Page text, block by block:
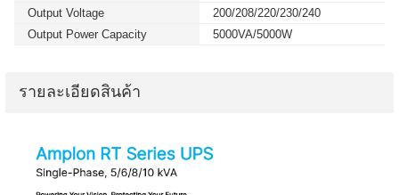
Output Voltage
200/208/220/230/240
Output Power Capacity
5000VA/5000W
รายละเอียดสินค้า